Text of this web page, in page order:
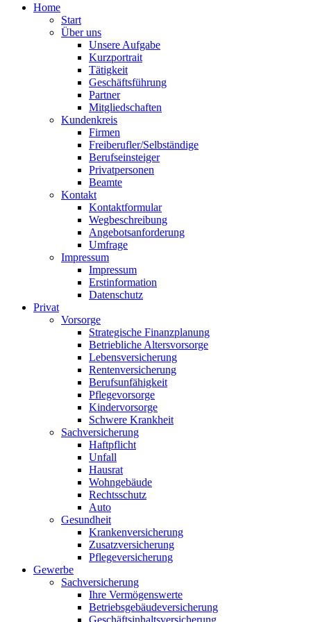
Home
Start
Über uns
Unsere Aufgabe
Kurzportrait
Tätigkeit
Geschäftsführung
Partner
Mitgliedschaften
Kundenkreis
Firmen
Freiberufler/Selbständige
Berufseinsteiger
Privatpersonen
Beamte
Kontakt
Kontaktformular
Wegbeschreibung
Angebotsanforderung
Umfrage
Impressum
Impressum
Erstinformation
Datenschutz
Privat
Vorsorge
Strategische Finanzplanung
Betriebliche Altersvorsorge
Lebensversicherung
Rentenversicherung
Berufsunfähigkeit
Pflegevorsorge
Kindervorsorge
Schwere Krankheit
Sachversicherung
Haftpflicht
Unfall
Hausrat
Wohngebäude
Rechtsschutz
Auto
Gesundheit
Krankenversicherung
Zusatzversicherung
Pflegeversicherung
Gewerbe
Sachversicherung
Ihre Vermögenswerte
Betriebsgebäudeversicherung
Geschäftsinhaltsversicherung